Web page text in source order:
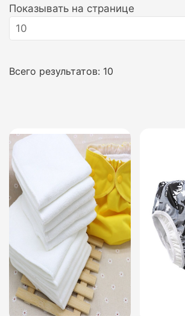
Показывать на странице
Всего результатов: 10